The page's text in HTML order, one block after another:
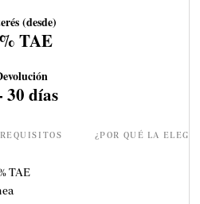
(desde)
TAE
30 días
REQUISITOS ¿POR QUÉ LA
TAE